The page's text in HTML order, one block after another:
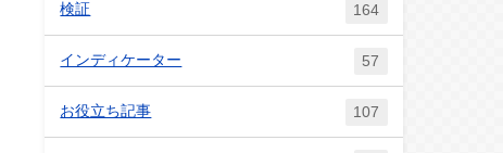
検証 164
インディケーター 57
お役立ち記事 107